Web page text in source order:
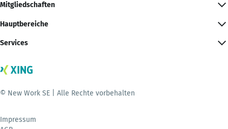
Mitgliedschaften
Hauptbereiche
Services
© New Work SE | Alle Rechte vorbehalten
Impressum